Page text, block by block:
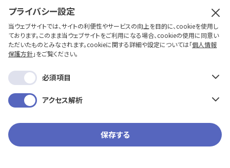
プライバシー設定
当ウェブサイトでは、サイトの利便性やサービスの向上を目的に、cookieを使用し
ております。このまま当ウェブサイトをご利用になる場合、cookieの使用に同意い
ただいたものとみなされます。cookieに関する詳細や設定については「個人情報
保護方針」をご覧ください。
必須項目
アクセス解析
保存する
各種お問い合わせ・修理・校正
購入方法
企業情報
採用情報